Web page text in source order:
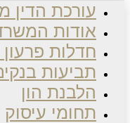
עורכת הדין
אודות המשרד
חדלות פרעון
תביעות בנקים
הלבנת הון
תחומי עיסוק